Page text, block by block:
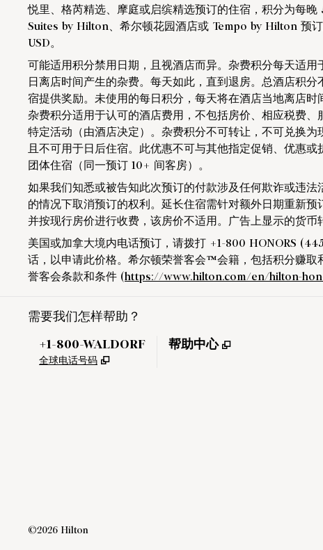
悦里、格芮精选、摩庭或启缤精选预订的住宿，积分为每
Suites by Hilton、希尔顿花园酒店或 Tempo by Hilton 预
USD。
可能适用积分禁用日期，且视酒店而异。杂费积分每天适用
日离店时间产生的杂费。每天如此，直到退房。总酒店积分
宿提供奖励。未使用的每日积分，每天将在酒店当地离店时
杂费积分适用于认可的酒店费用，不包括房价、相应税费、
特定活动（由酒店决定）。杂费积分不可转让，不可兑换为
且不可用于日后住宿。此优惠不可与其他指定促销、优惠
团体住宿（同一预订 10+ 间客房）。
如果我们知悉或被告知此次预订的付款涉及任何欺诈或违法
的情况下取消预订的权利。延长住宿需针对额外日期重新预
并按现行房价进行收费，该房价不适用。广告上显示的货币
美国或加拿大境内电话预订，请拨打 +1-800 HONORS
话，以申请此价格。希尔顿荣誉客会™会籍，包括积分赚取
誉客会条款和条件 (https://www.hilton.com/en/hilton-
需要我们怎样帮助？
电话：
+1-800-WALDORF
全球电话号码 ,
帮助中心 ,
©2026 Hilton